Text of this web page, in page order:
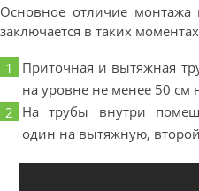
Основное отличие монтажа
заключается в таких
Приточная и вытяжная
на уровне не менее 50
На трубы внутри
один на вытяжную,